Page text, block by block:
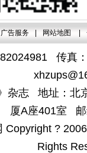
广告服务 网站地图
传真
杂志 地址：北
厦A座401室
Copyright ?
Rights